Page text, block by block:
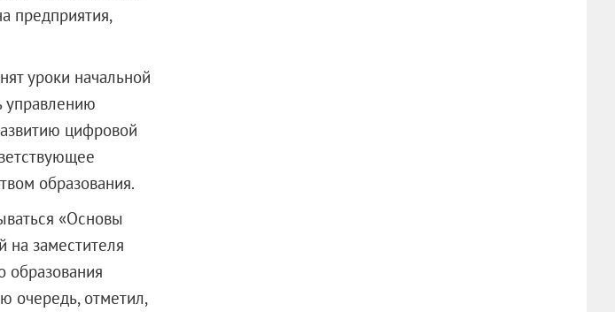
предприятия,
уроки начальной
управлению
цифровой
образования.
«Основы
на заместителя
образования
очередь, отметил,